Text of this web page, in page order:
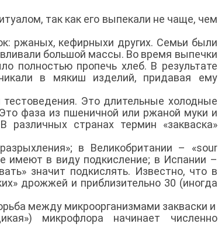
так как его выпекали не чаще, чем
ржаных, кефирныхи других. Семьи были
большой массы. Во время выпечки
полностью пропечь хлеб. В результате
в мякиш изделий, придавая ему
Это длительные холодные
фаза из пшеничной или ржаной муки и
странах термин «закваска»
в Великобритании – «sour
имеют в виду подкисление; в Испании –
значит подкислять. Известно, что в
дрожжей и приблизительно 30 (иногда
между микроорганизмами закваски и
микрофлора начинает численно